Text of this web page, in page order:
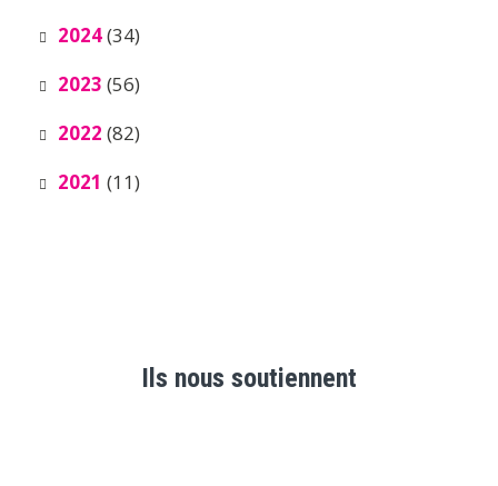
2024(34)
2023 (56)
2022 (82)
2021 (11)
Ils nous soutiennent